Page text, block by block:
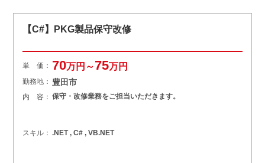
【C#】PKG製品保守改修
単 価： 70万円～75万円
勤務地： 豊田市
内 容： 保守・改修業務をご担当いただきます。
スキル： .NET , C# , VB.NET